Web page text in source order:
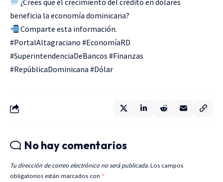
¿Crees que el crecimiento del crédito en dólares
beneficia la economía dominicana?
Comparte esta información.
#PortalAltagraciano #EconomíaRD
#SuperintendenciaDeBancos #Finanzas
#RepúblicaDominicana #Dólar
No hay comentarios
Tu dirección de correo electrónico no será publicada. Los campos
obligatorios están marcados con *